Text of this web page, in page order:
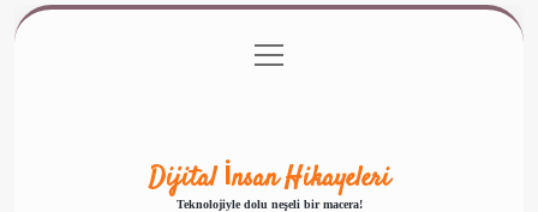
Gizlilik Politikası
menüyü
aç
Dijital İnsan Hikayeleri
Teknolojiyle dolu neşeli bir macera!